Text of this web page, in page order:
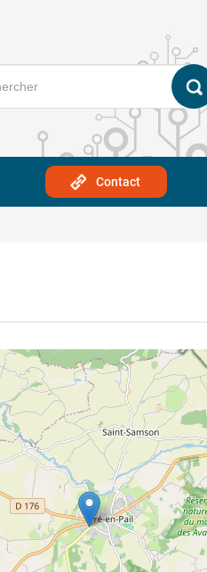
Contact